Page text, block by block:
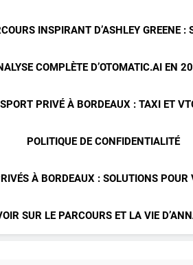
INSPIRANT D’ASHLEY GREENE :
COMPLÈTE D’OTOMATIC.AI EN
PRIVÉ À BORDEAUX : TAXI ET
POLITIQUE DE CONFIDENTIALITÉ
À BORDEAUX : SOLUTIONS
SUR LE PARCOURS ET LA VIE